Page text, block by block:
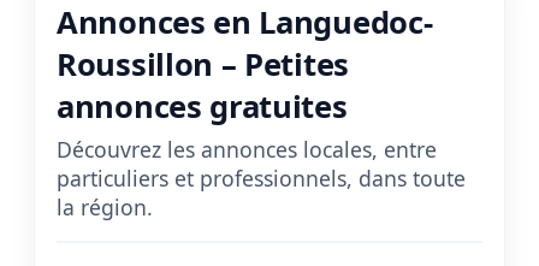
Annonces en Languedoc-
Roussillon – Petites
annonces gratuites
Découvrez les annonces locales, entre
particuliers et professionnels, dans toute
la région.